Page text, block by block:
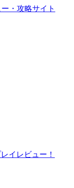
イレビュー！